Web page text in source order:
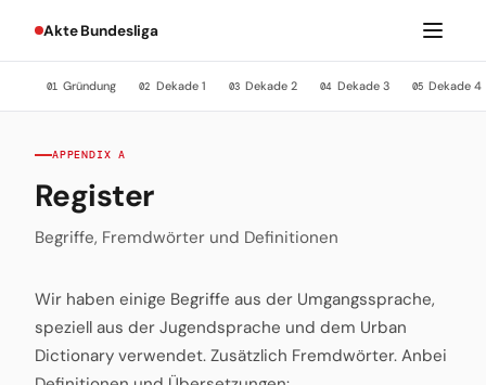
Akte Bundesliga
01 Gründung 02 Dekade 1 03 Dekade 2 04 Dekade 3 05 Dekade 4
APPENDIX A
Register
Begriffe, Fremdwörter und Definitionen
Wir haben einige Begriffe aus der Umgangssprache,
speziell aus der Jugendsprache und dem Urban
Dictionary verwendet. Zusätzlich Fremdwörter. Anbei